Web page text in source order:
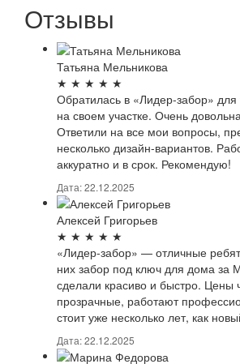
Отзывы
Татьяна Мельникова
★ ★ ★ ★ ★
Обратилась в «Лидер-забор» для
на своем участке. Очень
Ответили на все мои вопросы,
несколько дизайн-вариантов.
аккуратно и в срок. Рекомендую!
Дата: 22.12.2025
Алексей Григорьев
★ ★ ★ ★ ★
«Лидер-забор» — отличные
них забор под ключ для дома за
сделали красиво и быстро. Цены
прозрачные, работают
стоит уже несколько лет, как
Дата: 22.12.2025